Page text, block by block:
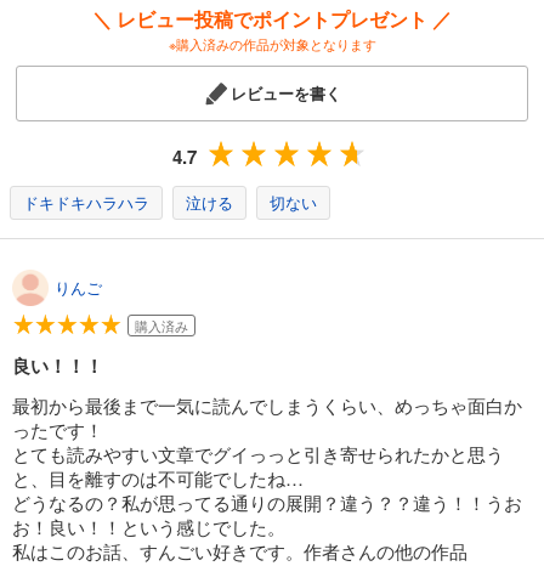
＼ レビュー投稿でポイントプレゼント ／
※購入済みの作品が対象となります
レビューを書く
4.7
ドキドキハラハラ 泣ける 切ない
りんご
購入済み
良い！！！
最初から最後まで一気に読んでしまうくらい、めっちゃ面白か
ったです！
とても読みやすい文章でグイっっと引き寄せられたかと思う
と、目を離すのは不可能でしたね…
どうなるの？私が思ってる通りの展開？違う？？違う！！うお
お！良い！！という感じでした。
私はこのお話、すんごい好きです。作者さんの他の作品